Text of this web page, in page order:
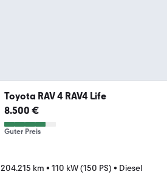
Toyota RAV 4 RAV4 Life
8.500 €
Guter Preis
204.215 km • 110 kW (150 PS) • Diesel